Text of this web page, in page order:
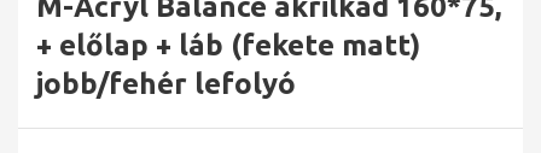
+ előlap + láb (fekete matt)
jobb/fehér lefolyó